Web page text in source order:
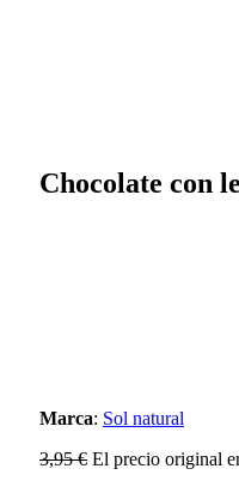
Chocolate con
Marca: Sol natural
3,95€ El precio original